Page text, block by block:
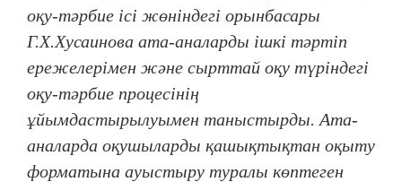
оқу-тәрбие ісі жөніндегі орынбасары
Г.Х.Хусаинова ата-аналарды ішкі тәртіп
ережелерімен және сырттай оқу түріндегі
оқу-тәрбие процесінің
ұйымдастырылуымен таныстырды. Ата-
аналарда оқушыларды қашықтықтан оқыту
форматына ауыстыру туралы көптеген